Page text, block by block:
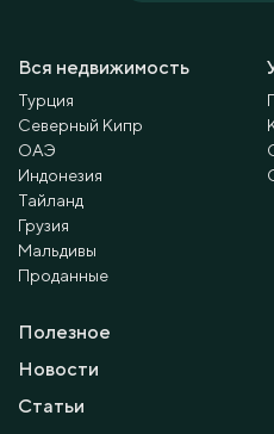
Вся недвижимость
Турция
Северный Кипр
ОАЭ
Индонезия
Тайланд
Грузия
Мальдивы
Проданные
Полезное
Новости
Статьи